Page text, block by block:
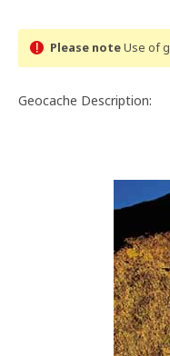
Please noteUse of
Geocache Description: